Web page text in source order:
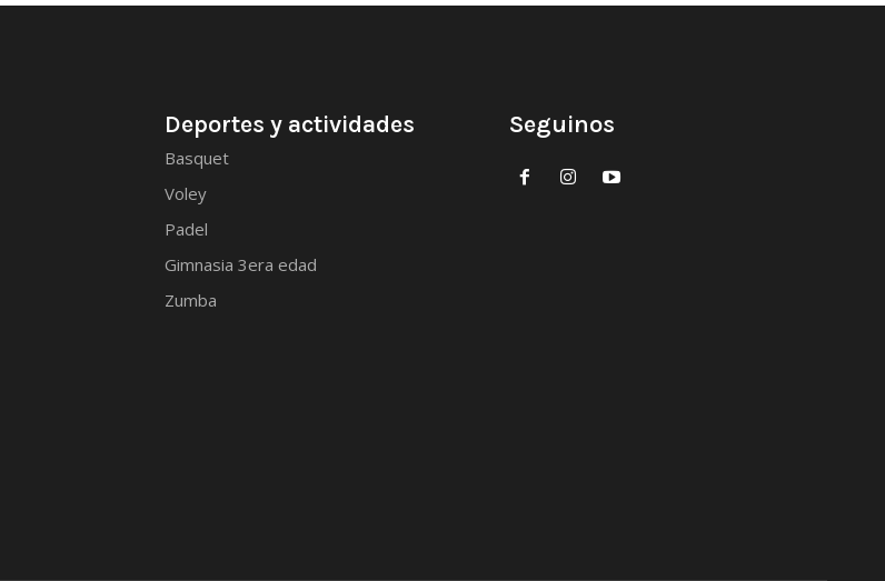
Deportes y actividades
Basquet
Voley
Padel
Gimnasia 3era edad
Zumba
Seguinos